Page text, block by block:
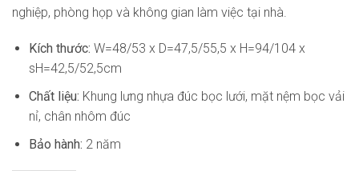
nghiệp, phòng họp và không gian làm việc tại nhà.
Kích thước: W=48/53 x D=47,5/55,5 x H=94/104 x
sH=42,5/52,5cm
Chất liệu: Khung lưng nhựa đúc bọc lưới, mặt nệm bọc vải
nỉ, chân nhôm đúc
Bảo hành: 2 năm